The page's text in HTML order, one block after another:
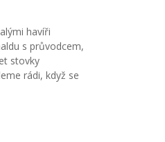
havíři
s průvodcem,
stovky
rádi, když se